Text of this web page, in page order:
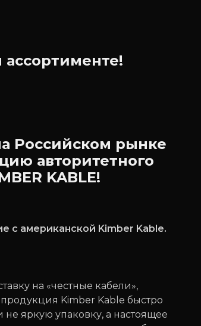
Российском рынке
авторитетного
KABLE!
с американской Kimber Kable.
на «честные кабели»,
Kimber Kable быстро
яркую упаковку, а настоящее